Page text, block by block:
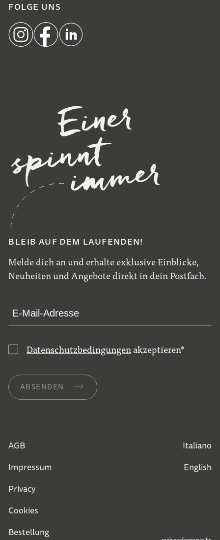
BLEIB AUF DEM LAUFENDEN!
Melde dich an und erhalte exklusive Einblicke,
Neuheiten und Angebote direkt in dein Postfach.
Datenschutzbedingungen akzeptieren*
ABSENDEN
FOLGE UNS
AGB
Impressum
Privacy
Cookies
Bestellung
Italiano
English